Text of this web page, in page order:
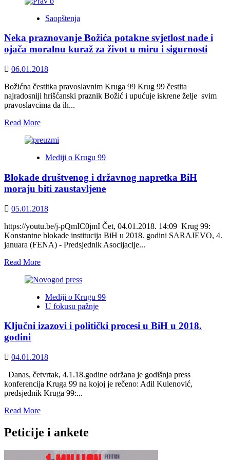
U
nedostaje
elementarna
svijest
Saopštenja
Neka praznovanje Božića potakne svjetlost nade i
ojača moralnu kuraž za život u miru i sigurnosti
06.01.2018
Božićna čestitka pravoslavnim Kruga 99 Krug 99 čestita
najradosniji hrišćanski praznik Božić i upućuje iskrene želje svim
pravoslavcima da ih...
Read MoreRead
about
praznovanje
potakne
svjetlost
nade
i
ojača
moralnu
kuraž
za
život
u
i
Mediji o Krugu 99
Blokade društvenog i državnog napretka BiH
moraju biti zaustavljene
05.01.2018
https://youtu.be/j-pQmIC0jmI Čet, 04.01.2018. 14:09 Krug 99:
Konstantne blokade institucija BiH u 2018. godini SARAJEVO, 4.
januara (FENA) - Predsjednik Asocijacije...
Read MoreRead
about
društvenog
napretka
biti
zaustavljene
Mediji o Krugu 99
U fokusu pažnje
Ključni izazovi i politički procesi u BiH u 2018.
godini
04.01.2018
Danas, četvrtak, 4.1.18.godine održana je godišnja press
konferencija Kruga 99 na kojoj je rečeno: Adil Kulenović,
predsjednik Kruga 99:...
Read MoreRead
about
Ključni
Peticije i ankete